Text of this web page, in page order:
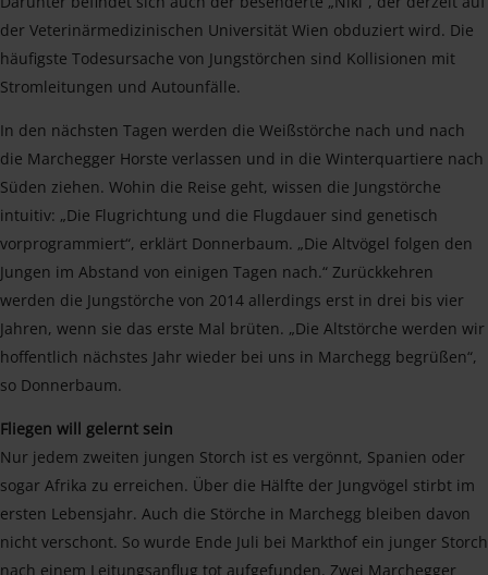
der Veterinärmedizinischen Universität Wien obduziert wird. Die
häufigste Todesursache von Jungstörchen sind Kollisionen mit
Stromleitungen und Autounfälle.
In den nächsten Tagen werden die Weißstörche nach und nach
die Marchegger Horste verlassen und in die Winterquartiere nach
Süden ziehen. Wohin die Reise geht, wissen die Jungstörche
intuitiv: „Die Flugrichtung und die Flugdauer sind genetisch
vorprogrammiert“, erklärt Donnerbaum. „Die Altvögel folgen den
Jungen im Abstand von einigen Tagen nach.“ Zurückkehren
werden die Jungstörche von 2014 allerdings erst in drei bis vier
Jahren, wenn sie das erste Mal brüten. „Die Altstörche werden wir
hoffentlich nächstes Jahr wieder bei uns in Marchegg begrüßen“,
so Donnerbaum.
Fliegen will gelernt sein
Nur jedem zweiten jungen Storch ist es vergönnt, Spanien oder
sogar Afrika zu erreichen. Über die Hälfte der Jungvögel stirbt im
ersten Lebensjahr. Auch die Störche in Marchegg bleiben davon
nicht verschont. So wurde Ende Juli bei Markthof ein junger Storch
nach einem Leitungsanflug tot aufgefunden. Zwei Marchegger